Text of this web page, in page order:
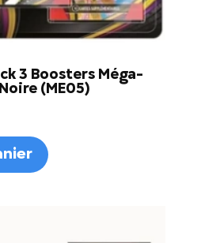
3 Boosters Méga-
(ME05)